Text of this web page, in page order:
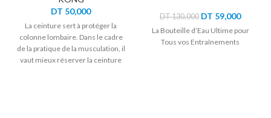
DT 50,000
La ceinture sert à protéger la
colonne lombaire. Dans le cadre
de la pratique de la musculation, il
vaut mieux réserver la ceinture
DT130,000 Le
prix
initial
DT 59,000Le
La Bouteille d’Eau Ultime pour
Tous vos Entraînements